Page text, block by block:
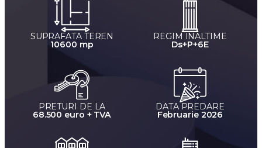
SUPRAFATA TEREN
10600 mp
REGIM INALTIME
Ds+P+6E
PRETURI DE LA
68.500 euro + TVA
DATA PREDARE
Februarie 2026